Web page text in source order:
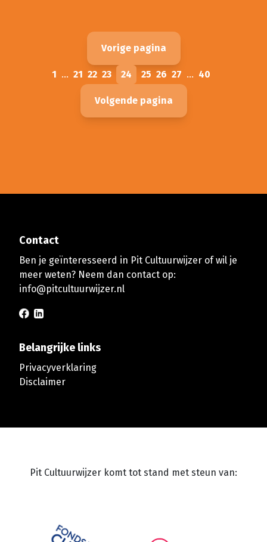
Vorige pagina
1 ... 21 22 23 24 25 26 27 ... 40
Volgende pagina
Contact
Ben je geïnteresseerd in Pit Cultuurwijzer of wil je
meer weten? Neem dan contact op:
info@pitcultuurwijzer.nl
Belangrijke links
Privacyverklaring
Disclaimer
Pit Cultuurwijzer komt tot stand met steun van: